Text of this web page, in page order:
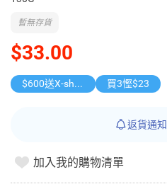
$33.00
暫無存貨
$600送X-shot 極速入水槍 買3慳$23
返貨通知
加入我的購物清單